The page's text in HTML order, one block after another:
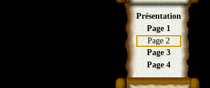
Présentation
Page 1
Page 2
Page 3
Page 4